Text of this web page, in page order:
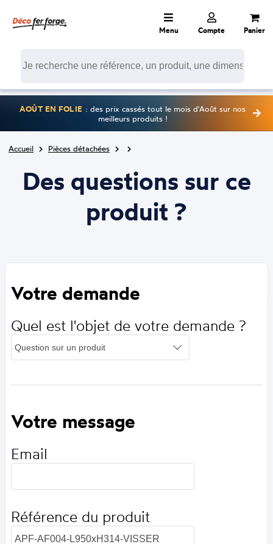
Menu Compte Panier
AOÛT EN FOLIE : des prix cassés tout le mois d'Août sur nos
meilleurs produits !
Accueil Pièces détachées
Des questions sur ce
produit ?
Votre demande
Quel est l'objet de votre demande ?
Votre message
Email
Référence du produit